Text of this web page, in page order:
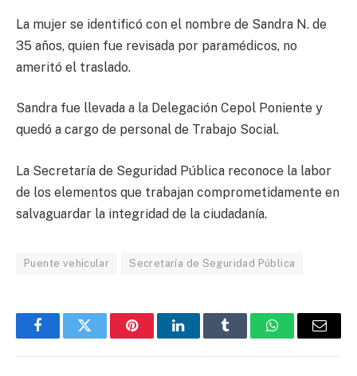
La mujer se identificó con el nombre de Sandra N. de
35 años, quien fue revisada por paramédicos, no
ameritó el traslado.
Sandra fue llevada a la Delegación Cepol Poniente y
quedó a cargo de personal de Trabajo Social.
La Secretaría de Seguridad Pública reconoce la labor
de los elementos que trabajan comprometidamente en
salvaguardar la integridad de la ciudadanía.
Puente vehicular Secretaría de Seguridad Pública
FacebookTwitter PinterestLinkedInTumblr WhatsAppEmail